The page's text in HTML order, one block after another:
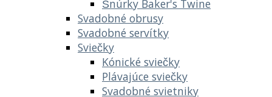
Šnúrky Baker's Twine
Svadobné obrusy
Svadobné servítky
Sviečky
Kónické sviečky
Plávajúce sviečky
Svadobné svietniky